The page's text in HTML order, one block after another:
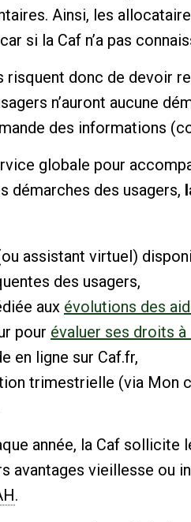
Ainsi, les
si la Caf n’a pas
risquent donc de devoir
n’auront aucune
des informations
globale pour
démarches des usagers,
assistant virtuel)
des usagers,
aux évolutions des
pour évaluer ses droits à
en ligne sur Caf.fr,
trimestrielle (via Mon
année, la Caf sollicite
avantages vieillesse ou
.